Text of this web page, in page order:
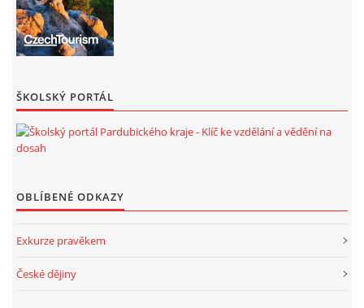
ŠKOLSKÝ PORTÁL
OBLÍBENÉ ODKAZY
Exkurze pravěkem
České dějiny